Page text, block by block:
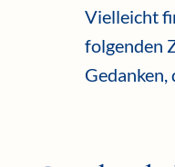
Vielleicht
folgenden